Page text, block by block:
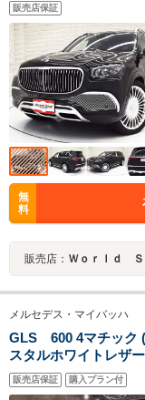
販売店保証
無
料
販売店： Ｗｏｒｌｄ Ｓｔ
メルセデス・マイバッハ
GLS 600 4マチック
スタルホワイトレザ
メント/ブルメスター
レコ
販売店保証 購入プラン付